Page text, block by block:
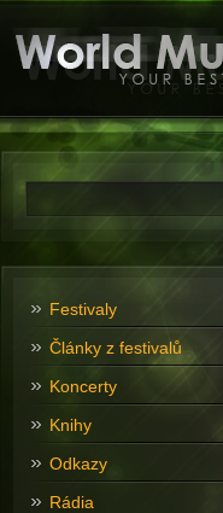
Festivaly
Články z festivalů
Koncerty
Knihy
Odkazy
Rádia